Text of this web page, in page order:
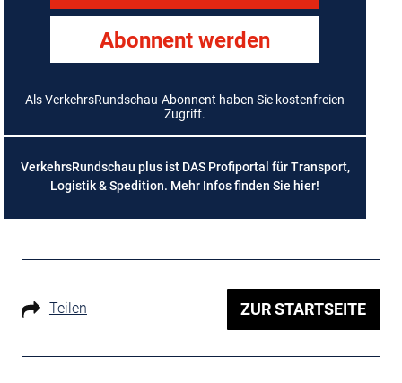
Abonnent werden
Als VerkehrsRundschau-Abonnent haben Sie kostenfreien
Zugriff.
VerkehrsRundschau plus ist DAS Profiportal für Transport,
Logistik & Spedition. Mehr Infos finden Sie hier!
Teilen ZUR STARTSEITE